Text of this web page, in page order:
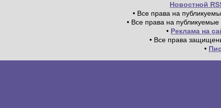
Новостной
• Все права на
• Все права на
• Реклама на
• Все права
•